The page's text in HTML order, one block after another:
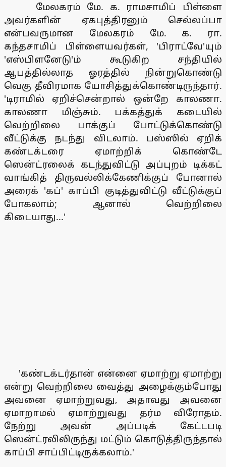
மேலகரம் மே. க. ராமசாமிப் பிள்ளை
அவர்களின் ஏகபுத்திரனும் செல்லப்பா
என்பவருமான மேலகரம் மே. க. ரா.
கந்தசாமிப் பிள்ளையவர்கள், 'பிராட்வே'யும்
'எஸ்பிளனேடு'ம் கூடுகிற சந்தியில்
ஆபத்தில்லாத ஓரத்தில் நின்றுகொண்டு
வெகு தீவிரமாக யோசித்துக்கொண்டிருந்தார்.
'டிராமில் ஏறிச்சென்றால் ஒன்றே காலணா.
காலணா மிஞ்சும். பக்கத்துக் கடையில்
வெற்றிலை பாக்குப் போட்டுக்கொண்டு
வீட்டுக்கு நடந்து விடலாம். பஸ்ஸில் ஏறிக்
கண்டக்டரை ஏமாற்றிக் கொண்டே
ஸென்ட்ரலைக் கடந்துவிட்டு அப்புறம் டிக்கட்
வாங்கித் திருவல்லிக்கேணிக்குப் போனால்
அரைக் 'கப்' காப்பி குடித்துவிட்டு வீட்டுக்குப்
போகலாம்; ஆனால் வெற்றிலை
கிடையாது...'
'கண்டக்டர்தான் என்னை ஏமாற்று ஏமாற்று
என்று வெற்றிலை வைத்து அழைக்கும்போது
அவனை ஏமாற்றுவது, அதாவது அவனை
ஏமாறாமல் ஏமாற்றுவது தர்ம விரோதம்.
நேற்று அவன் அப்படிக் கேட்டபடி
ஸென்ட்ரலிலிருந்து மட்டும் கொடுத்திருந்தால்
காப்பி சாப்பிட்டிருக்கலாம்.'